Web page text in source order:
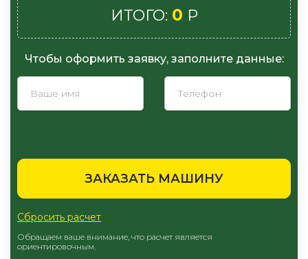
Чтобы оформить заявку, заполните данные:
ИТОГО: 0 Р
ЗАКАЗАТЬ МАШИНУ
Обращаем ваше внимание, что расчет является
ориентировочным.
Сбросить расчет